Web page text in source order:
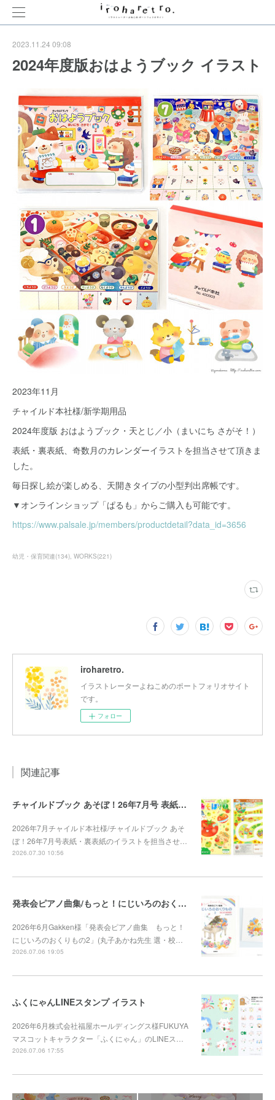
2023.11.24 09:08
2024年度版おはようブック イラスト
2023年11月
チャイルド本社様/新学期用品
2024年度版 おはようブック・天とじ／小（まいにち さがそ！）
表紙・裏表紙、奇数月のカレンダーイラストを担当させて頂きま
した。
毎日探し絵が楽しめる、天開きタイプの小型判出席帳です。
▼オンラインショップ「ぱるも」からご購入も可能です。
https://www.palsale.jp/members/productdetail?data_id=3656
幼児・保育関連(134) WORKS(221)
iroharetro.
イラストレーターよねこめのポートフォリオサイト
です。
フォロー
関連記事
チャイルドブック あそぼ！26年7月号 表紙・裏表紙
2026年7月チャイルド本社様/チャイルドブック あそ
ぼ！26年7月号表紙・裏表紙のイラストを担当させ…
2026.07.30 10:56
発表会ピアノ曲集/もっと！にじいろのおくりもの2
2026年6月Gakken様「発表会ピアノ曲集 もっと！
にじいろのおくりもの2」(丸子あかね先生 選・校…
2026.07.06 19:05
ふくにゃんLINEスタンプ イラスト
2026年6月株式会社福屋ホールディングス様FUKUYA
マスコットキャラクター「ふくにゃん」のLINEス…
2026.07.06 17:55